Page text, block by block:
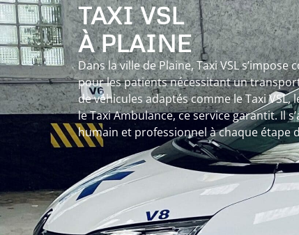
TAXI VSL
À PLAINE
Dans la ville de Plaine, Taxi VSL
pour les patients nécessitant un
de véhicules adaptés comme le Taxi VSL,
le Taxi Ambulance, ce service garantit. Il
humain et professionnel à chaque étape